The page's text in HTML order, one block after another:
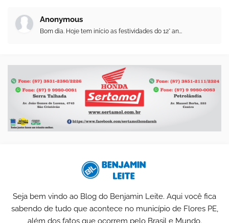
Anonymous
Bom dia. Hoje tem início as festividades do 12° an...
Seja bem vindo ao Blog do Benjamin Leite. Aqui você fica
sabendo de tudo que acontece no município de Flores PE,
além dos fatos que ocorrem pelo Brasil e Mundo.